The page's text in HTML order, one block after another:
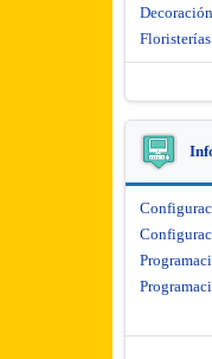
Floristerías